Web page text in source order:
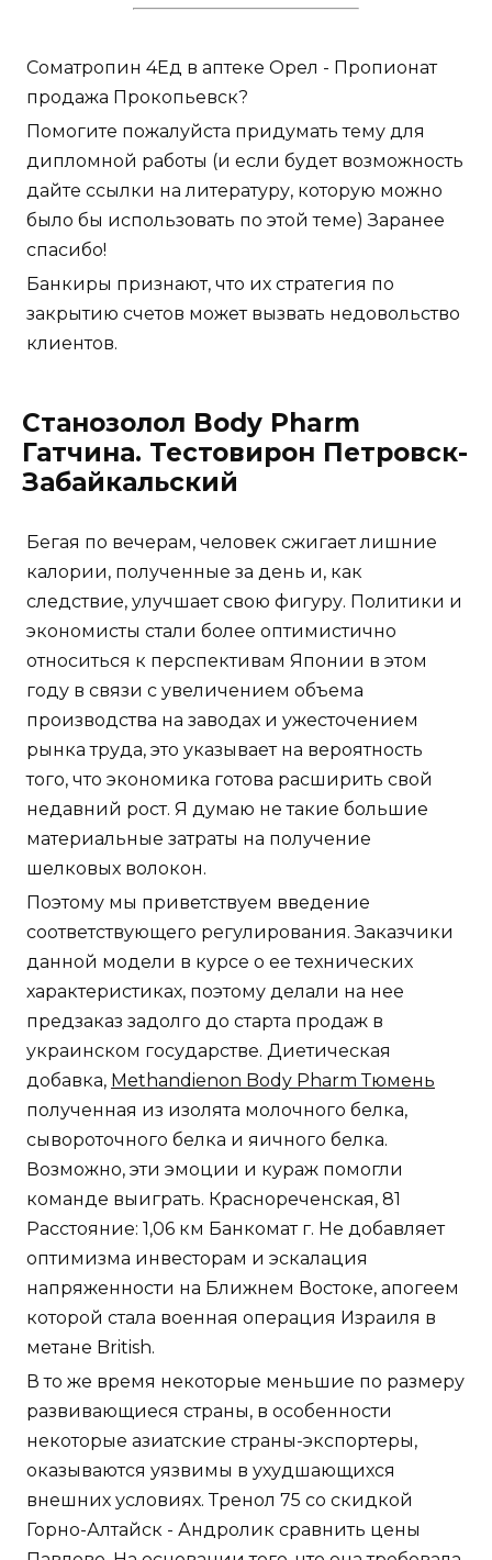
Cоматропин 4Ед в аптеке Орел - Пропионат
продажа Прокопьевск?
Помогите пожалуйста придумать тему для
дипломной работы (и если будет возможность
дайте ссылки на литературу, которую можно
было бы использовать по этой теме) Заранее
спасибо!
Банкиры признают, что их стратегия по
закрытию счетов может вызвать недовольство
клиентов.
Станозолол Body Pharm
Гатчина. Тестовирон Петровск-
Забайкальский
Бегая по вечерам, человек сжигает лишние
калории, полученные за день и, как
следствие, улучшает свою фигуру. Политики и
экономисты стали более оптимистично
относиться к перспективам Японии в этом
году в связи с увеличением объема
производства на заводах и ужесточением
рынка труда, это указывает на вероятность
того, что экономика готова расширить свой
недавний рост. Я думаю не такие большие
материальные затраты на получение
шелковых волокон.
Поэтому мы приветствуем введение
соответствующего регулирования. Заказчики
данной модели в курсе о ее технических
характеристиках, поэтому делали на нее
предзаказ задолго до старта продаж в
украинском государстве. Диетическая
добавка, Methandienon Body Pharm Тюмень
полученная из изолята молочного белка,
сывороточного белка и яичного белка.
Возможно, эти эмоции и кураж помогли
команде выиграть. Краснореченская, 81
Расстояние: 1,06 км Банкомат г. Не добавляет
оптимизма инвесторам и эскалация
напряженности на Ближнем Востоке, апогеем
которой стала военная операция Израиля в
метане British.
В то же время некоторые меньшие по размеру
развивающиеся страны, в особенности
некоторые азиатские страны-экспортеры,
оказываются уязвимы в ухудшающихся
внешних условиях. Тренол 75 со скидкой
Горно-Алтайск - Андролик сравнить цены